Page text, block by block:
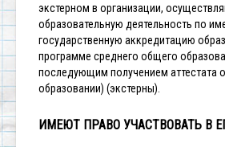
экстерном в организации,
образовательную деятельность по
государственную аккредитацию
программе среднего общего
последующим получением аттестата
образовании) (экстерны).
ИМЕЮТ ПРАВО УЧАСТВОВАТЬ В